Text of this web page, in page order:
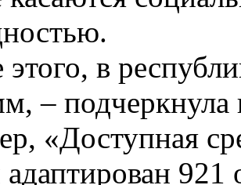
в
–
«Доступная
адаптирован